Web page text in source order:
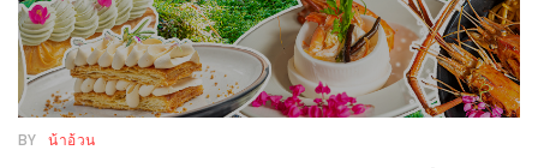
โลก
กับ
โรง
แรม
BY น้าอ้วน